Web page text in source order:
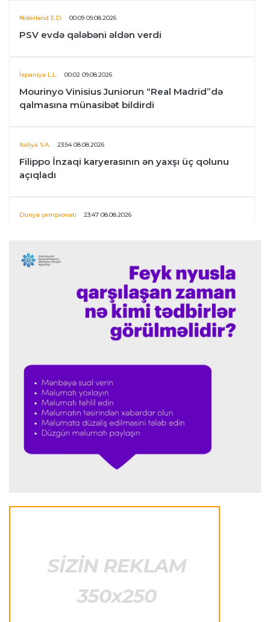
Niderland E.D. 00:09 09.08.2026
PSV evdə qələbəni əldən verdi
İspaniya L.L. 00:02 09.08.2026
Mourinyo Vinisius Juniorun “Real Madrid”də
qalmasına münasibət bildirdi
İtaliya S.A. 23:54 08.08.2026
Filippo İnzaqi karyerasının ən yaxşı üç qolunu
açıqladı
Dünya çempionatı 23:47 08.08.2026
Donald Trampın oğlu Enes Kanterin WNBA
planını dəstəklədi
“Ferrari”nin məni necə təhlil etdiyini görəndə
şoka düşdüm”
Formula-1 23:18 08.08.2026
Şumaxerlə müqayisə etdi
PSJ “Mançester Yunayted”lə heç-heçə etdi